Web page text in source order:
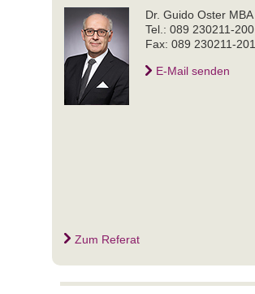
Dr. Guido Oster MBA
Tel.: 089 230211-200
Fax: 089 230211-201
E-Mail senden
Zum Referat